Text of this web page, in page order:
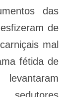
das
de
mal
fétida de